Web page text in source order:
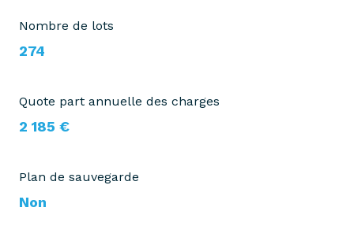
Nombre de lots
274
Quote part annuelle des charges
2 185 €
Plan de sauvegarde
Non